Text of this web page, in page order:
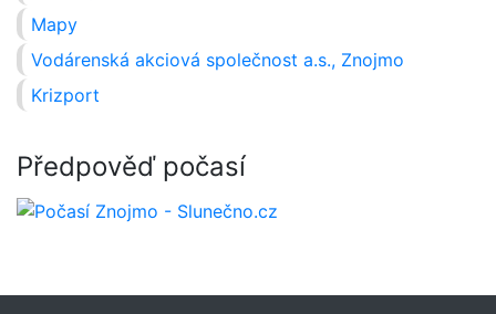
Mapy
Vodárenská akciová společnost a.s., Znojmo
Krizport
Předpověď počasí